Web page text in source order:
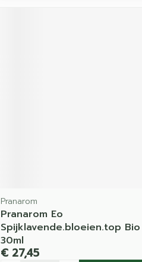
Pranarom
Pranarom Eo
Spijklavende.bloeien.top Bio
30ml
€ 27,45